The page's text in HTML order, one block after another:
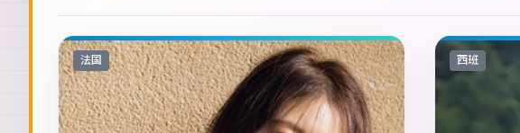
法国 西班